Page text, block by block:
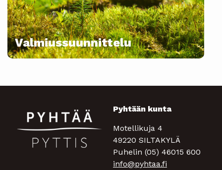
Valmiussuunnittelu
Pyhtään kunta
Motellikuja 4
49220 SILTAKYLÄ
Puhelin (05) 46015 600
info@pyhtaa.fi